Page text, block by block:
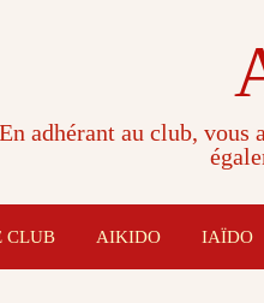
En adhérant au club,
CLUB AIKIDO IAÏDO